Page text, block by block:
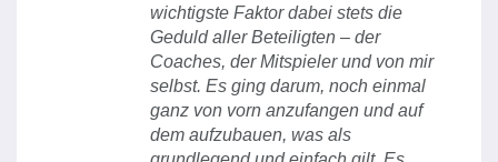
wichtigste Faktor dabei stets die
Geduld aller Beteiligten – der
Coaches, der Mitspieler und von mir
selbst. Es ging darum, noch einmal
ganz von vorn anzufangen und auf
dem aufzubauen, was als